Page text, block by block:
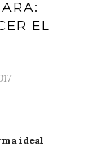
EL
ideal